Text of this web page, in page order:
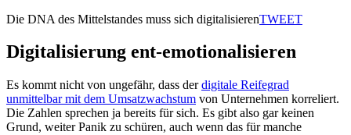
Die DNA des Mittelstandes muss sich digitalisierenTWEET
Digitalisierung ent-emotionalisieren
Es kommt nicht von ungefähr, dass derdigitale Reifegrad
unmittelbar mit dem Umsatzwachstum von Unternehmen korreliert.
Die Zahlen sprechen ja bereits für sich. Es gibt also gar keinen
Grund, weiter Panik zu schüren, auch wenn das für manche